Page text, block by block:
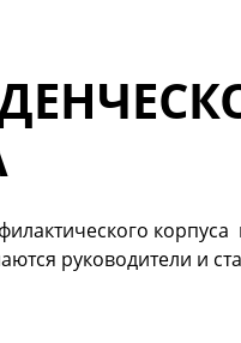
руководители и